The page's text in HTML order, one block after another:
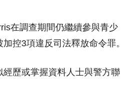
在調查期間仍繼續參與青少
控3項違反司法釋放命令罪。
歷或掌握資料人士與警方聯